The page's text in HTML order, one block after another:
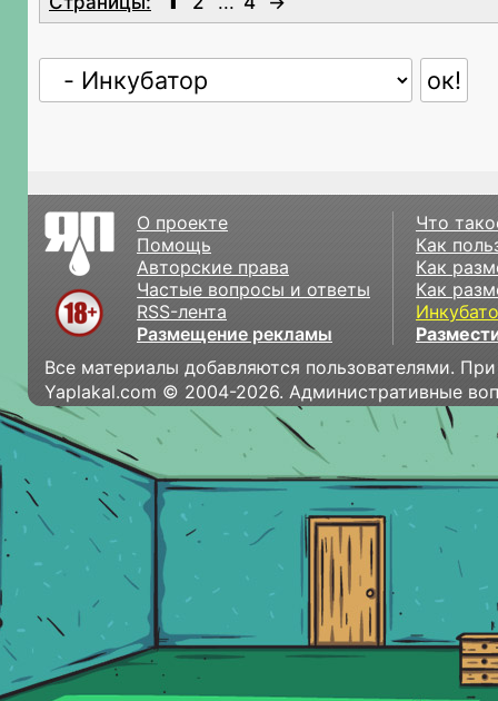
О проекте
Помощь
Авторские права
Частые вопросы и ответы
RSS-лента
Размещение рекламы
Что
Как
Как
Как
Все материалы добавляются пользователями.
Yaplakal.com © 2004-2026. Административные